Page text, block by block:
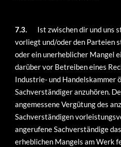
7.3. Ist zwischen dir und uns
vorliegt und/oder den Parteien
oder ein unerheblicher Mangel
darüber vor Betreiben eines
Industrie- und Handelskammer
Sachverständiger anzuhören.
angemessene Vergütung des
Sachverständigen
angerufene Sachverständige
erheblichen Mangels am Werk